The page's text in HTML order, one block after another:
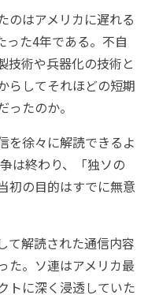
のはアメリカに遅れる
った4年である。不自
技術や兵器化の技術と
らしてそれほどの短期
たのか。
を徐々に解読できるよ
は終わり、「独ソの
初の目的はすでに無意
て解読された通信内容
た。ソ連はアメリカ最
トに深く浸透していた